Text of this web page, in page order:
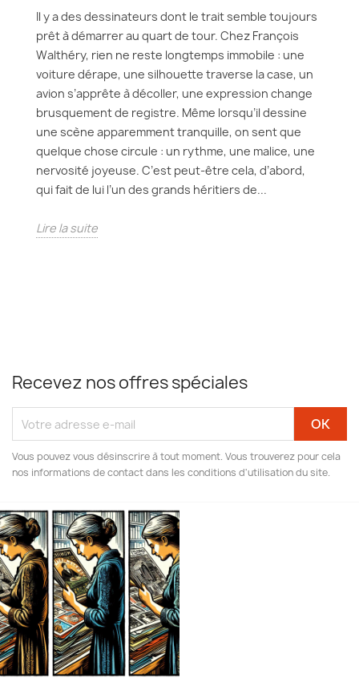
Il y a des dessinateurs dont le trait semble toujours
prêt à démarrer au quart de tour. Chez François
Walthéry, rien ne reste longtemps immobile : une
voiture dérape, une silhouette traverse la case, un
avion s’apprête à décoller, une expression change
brusquement de registre. Même lorsqu’il dessine
une scène apparemment tranquille, on sent que
quelque chose circule : un rythme, une malice, une
nervosité joyeuse. C’est peut-être cela, d’abord,
qui fait de lui l’un des grands héritiers de...
Lire la suite
Recevez nos offres spéciales
Vous pouvez vous désinscrire à tout moment. Vous trouverez pour cela
nos informations de contact dans les conditions d'utilisation du site.